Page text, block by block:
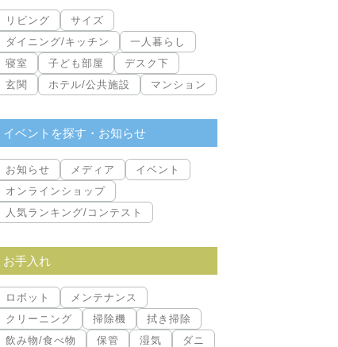
リビング
サイズ
ダイニング/キッチン
一人暮らし
寝室
子ども部屋
デスク下
玄関
ホテル/公共施設 マンション
イベントを探す・お知らせ
お知らせ メディア
イベント
オンラインショップ
人気ランキング/コンテスト
お手入れ
ロボット
メンテナンス
クリーニング
掃除機
拭き掃除
飲み物/食べ物
保管 湿気
ダニ